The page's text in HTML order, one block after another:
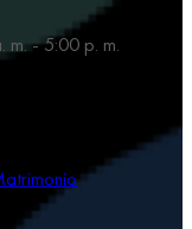
m. - 5:00 p. m.